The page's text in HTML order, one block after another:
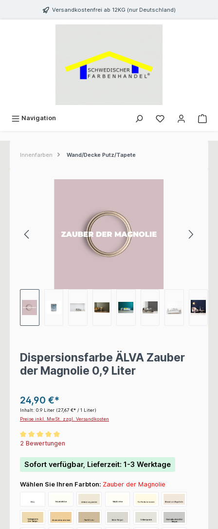
springen Versandkostenfrei ab 12KG (nur Deutschland)
Navigation
Innenfarben Wand/Decke Putz/Tapete
Dispersionsfarbe ÄLVA Zauber
der Magnolie 0,9 Liter
24,90 €*
Inhalt: 0.9 Liter (27,67 €* / 1 Liter)
Preise inkl. MwSt. zzgl. Versandkosten
Durchschnittliche Bewertung von 5 von 5 Sternen
2 Bewertungen
Sofort verfügbar, Lieferzeit: 1-3 Werktage
Wählen Sie Ihren Farbton: Zauber der Magnolie